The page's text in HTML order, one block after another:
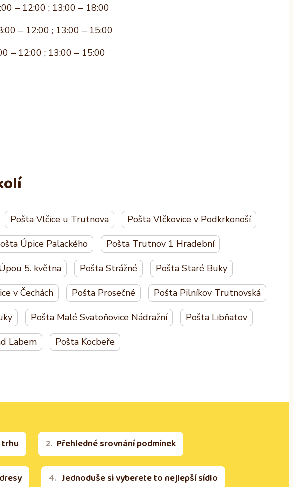
– 12:00 ; 13:00 – 18:00
– 12:00 ; 13:00 – 15:00
– 12:00 ; 13:00 – 15:00
Pošta Vlčice u Trutnova Pošta Vlčkovice v Podkrkonoší
Úpice Palackého Pošta Trutnov 1 Hradební
5. května Pošta Strážné Pošta Staré Buky
v Čechách Pošta Prosečné Pošta Pilníkov Trutnovská
Pošta Malé Svatoňovice Nádražní Pošta Libňatov
Labem Pošta Kocbeře
trhu Přehledné srovnání podmínek
Jednoduše si vyberete to nejlepší sídlo